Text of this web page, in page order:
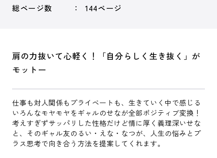
総ページ数 144ページ
肩の力抜いて心軽く！「自分らしく生き抜く」が
モットー
仕事も対人関係もプライベートも、生きていく中で感じる
いろんなモヤモヤをギャルのせなが全部ポジティブ変換！
考えすぎずサッパリした性格だけど情に厚く義理深いせな
と、そのギャル友のるい・えな・なつが、人生の悩みとプ
ラス思考で向き合う方法を提案してくれます。